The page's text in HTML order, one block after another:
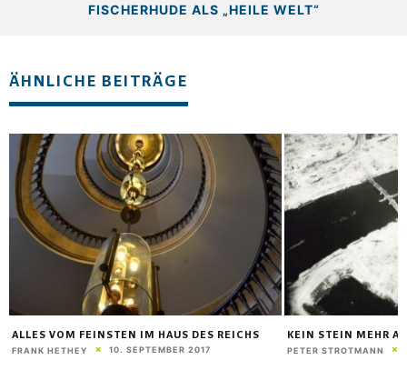
FISCHERHUDE ALS „HEILE WELT“
ÄHNLICHE BEITRÄGE
KEIN STEIN MEHR AUF DEM ANDEREN
PETER STROTMANN 22. JUNI 2016
ÜBER DEN
ACHSEN